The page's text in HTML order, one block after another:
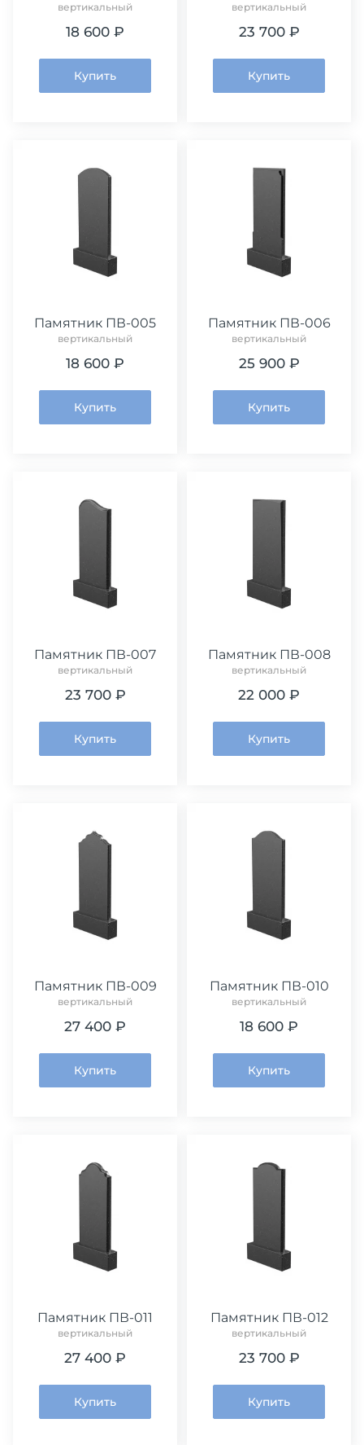
вертикальный
18 600 ₽
Купить
вертикальный
23 700 ₽
Купить
Памятник ПВ-005
вертикальный
18 600 ₽
Купить
Памятник ПВ-006
вертикальный
25 900 ₽
Купить
Памятник ПВ-007
вертикальный
23 700 ₽
Купить
Памятник ПВ-008
вертикальный
22 000 ₽
Купить
Памятник ПВ-009
вертикальный
27 400 ₽
Купить
Памятник ПВ-010
вертикальный
18 600 ₽
Купить
Памятник ПВ-011
вертикальный
27 400 ₽
Купить
Памятник ПВ-012
вертикальный
23 700 ₽
Купить